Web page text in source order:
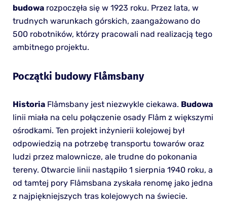
budowarozpoczęła się w 1923 roku. Przez lata, w
trudnych warunkach górskich, zaangażowano do
500 robotników, którzy pracowali nad realizacją tego
ambitnego projektu.
Początki budowy Flåmsbany
HistoriaFlåmsbany jest niezwykle ciekawa. Budowa
linii miała na celu połączenie osady Flåm z większymi
ośrodkami. Ten projekt inżynierii kolejowej był
odpowiedzią na potrzebę transportu towarów oraz
ludzi przez malownicze, ale trudne do pokonania
tereny. Otwarcie linii nastąpiło 1 sierpnia 1940 roku, a
od tamtej pory Flåmsbana zyskała renomę jako jedna
z najpiękniejszych tras kolejowych na świecie.